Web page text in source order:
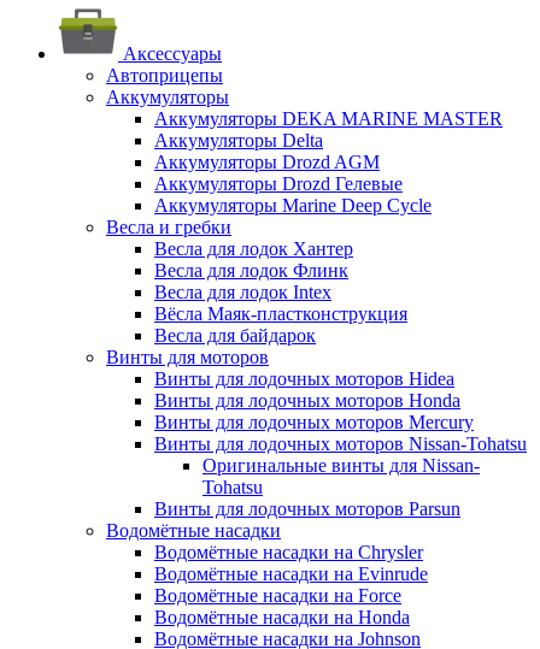
Аксессуары
Автоприцепы
Аккумуляторы
Аккумуляторы DEKA MARINE MASTER
Аккумуляторы Delta
Аккумуляторы Drozd AGM
Аккумуляторы Drozd Гелевые
Аккумуляторы Marine Deep Cycle
Весла и гребки
Весла для лодок Хантер
Весла для лодок Флинк
Весла для лодок Intex
Вёсла Маяк-пластконструкция
Весла для байдарок
Винты для моторов
Винты для лодочных моторов Hidea
Винты для лодочных моторов Honda
Винты для лодочных моторов Mercury
Винты для лодочных моторов Nissan-Tohatsu
Оригинальные винты для Nissan-
Tohatsu
Винты для лодочных моторов Parsun
Водомётные насадки
Водомётные насадки на Chrysler
Водомётные насадки на Evinrude
Водомётные насадки на Force
Водомётные насадки на Honda
Водомётные насадки на Johnson